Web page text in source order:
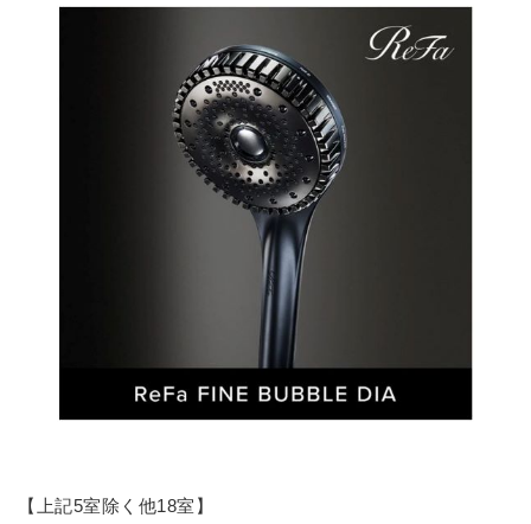
【上記5室除く他18室】